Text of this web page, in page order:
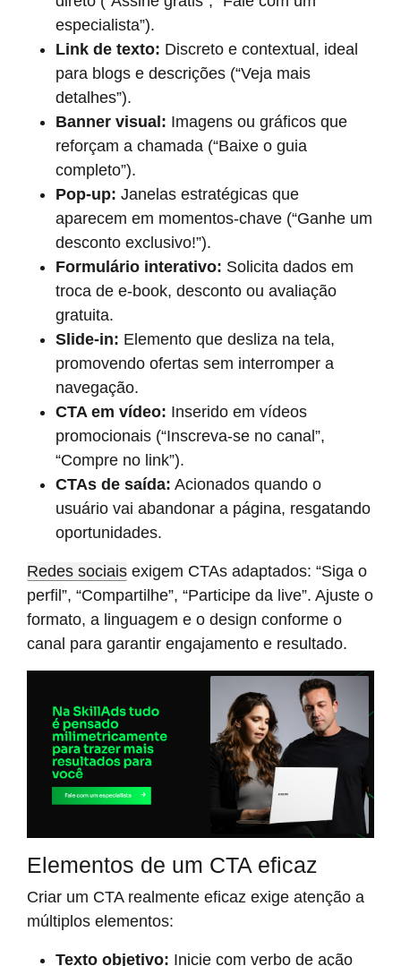
especialista”).
Link de texto: Discreto e contextual, ideal
para blogs e descrições (“Veja mais
detalhes”).
Banner visual: Imagens ou gráficos que
reforçam a chamada (“Baixe o guia
completo”).
Pop-up: Janelas estratégicas que
aparecem em momentos-chave (“Ganhe um
desconto exclusivo!”).
Formulário interativo: Solicita dados em
troca de e-book, desconto ou avaliação
gratuita.
Slide-in: Elemento que desliza na tela,
promovendo ofertas sem interromper a
navegação.
CTA em vídeo: Inserido em vídeos
promocionais (“Inscreva-se no canal”,
“Compre no link”).
CTAs de saída: Acionados quando o
usuário vai abandonar a página, resgatando
oportunidades.
Redes sociais exigem CTAs adaptados: “Siga o
perfil”, “Compartilhe”, “Participe da live”. Ajuste o
formato, a linguagem e o design conforme o
canal para garantir engajamento e resultado.
Elementos de um CTA eficaz
Criar um CTA realmente eficaz exige atenção a
múltiplos elementos:
Texto objetivo: Inicie com verbo de ação